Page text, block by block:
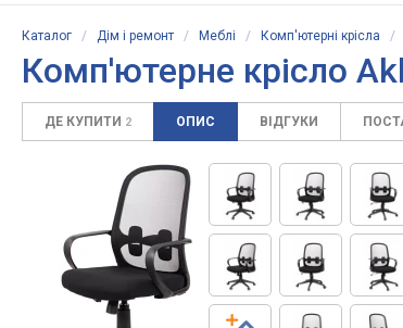
Каталог / Дім і ремонт / Меблі / Комп'ютерні крісла /
Комп'ютерне крісло
ДЕ КУПИТИ 2 ОПИС ВІДГУКИ